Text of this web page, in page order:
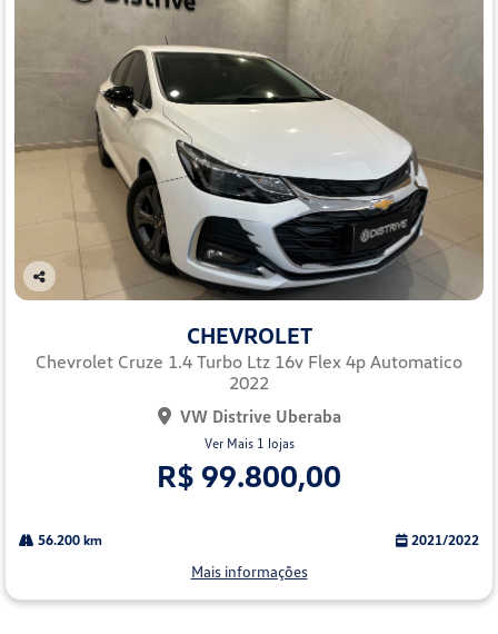
Co
lhe
CHEVROLET
Chevrolet Cruze 1.4 Turbo Ltz 16v Flex 4p Automatico
2022
VW Distrive Uberaba
Ver Mais 1 lojas
R$ 99.800,00
56.200 km 2021/2022
Mais informações